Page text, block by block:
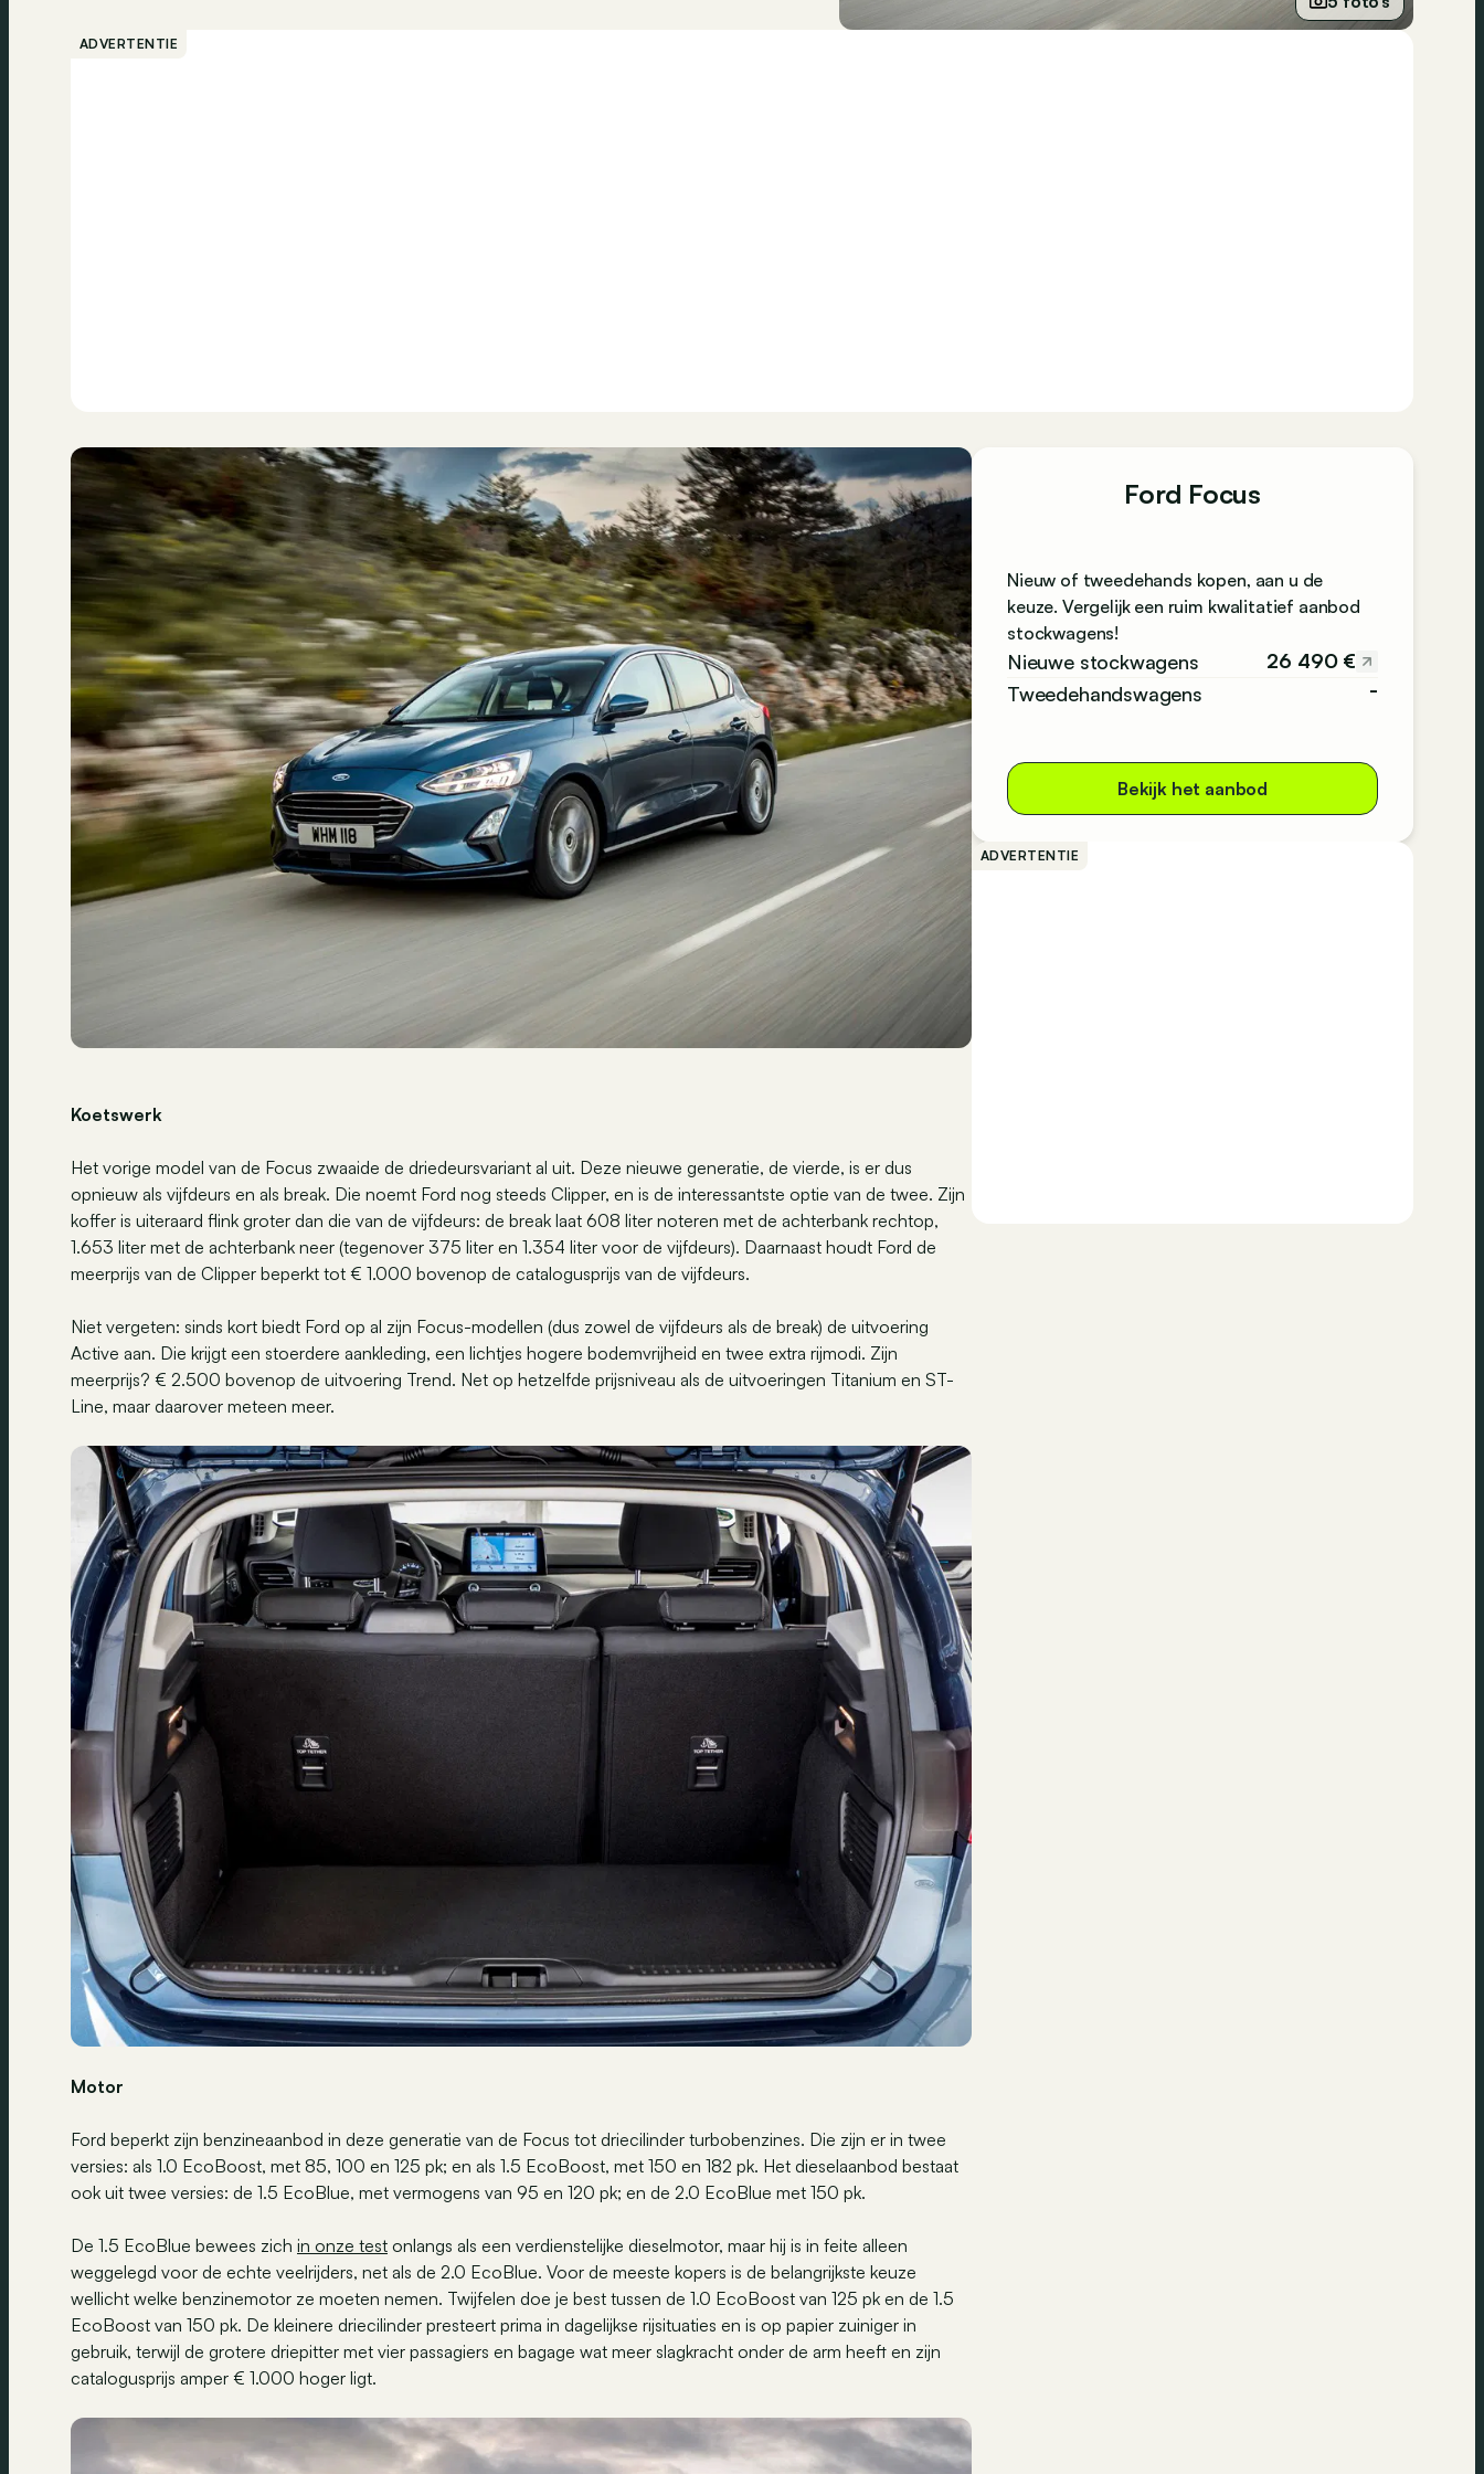
ADVERTENTIE
Koetswerk
Het vorige model van de Focus zwaaide de driedeursvariant al uit. Deze nieuwe generatie, de vierde, is er dus
opnieuw als vijfdeurs en als break. Die noemt Ford nog steeds Clipper, en is de interessantste optie van de twee. Zijn
koffer is uiteraard flink groter dan die van de vijfdeurs: de break laat 608 liter noteren met de achterbank rechtop,
1.653 liter met de achterbank neer (tegenover 375 liter en 1.354 liter voor de vijfdeurs). Daarnaast houdt Ford de
meerprijs van de Clipper beperkt tot € 1.000 bovenop de catalogusprijs van de vijfdeurs.
Niet vergeten: sinds kort biedt Ford op al zijn Focus-modellen (dus zowel de vijfdeurs als de break) de uitvoering
Active aan. Die krijgt een stoerdere aankleding, een lichtjes hogere bodemvrijheid en twee extra rijmodi. Zijn
meerprijs? € 2.500 bovenop de uitvoering Trend. Net op hetzelfde prijsniveau als de uitvoeringen Titanium en ST-
Line, maar daarover meteen meer.
Motor
Ford beperkt zijn benzineaanbod in deze generatie van de Focus tot driecilinder turbobenzines. Die zijn er in twee
versies: als 1.0 EcoBoost, met 85, 100 en 125 pk; en als 1.5 EcoBoost, met 150 en 182 pk. Het dieselaanbod bestaat
ook uit twee versies: de 1.5 EcoBlue, met vermogens van 95 en 120 pk; en de 2.0 EcoBlue met 150 pk.
De 1.5 EcoBlue bewees zich in onze test onlangs als een verdienstelijke dieselmotor, maar hij is in feite alleen
weggelegd voor de echte veelrijders, net als de 2.0 EcoBlue. Voor de meeste kopers is de belangrijkste keuze
wellicht welke benzinemotor ze moeten nemen. Twijfelen doe je best tussen de 1.0 EcoBoost van 125 pk en de 1.5
EcoBoost van 150 pk. De kleinere driecilinder presteert prima in dagelijkse rijsituaties en is op papier zuiniger in
gebruik, terwijl de grotere driepitter met vier passagiers en bagage wat meer slagkracht onder de arm heeft en zijn
catalogusprijs amper € 1.000 hoger ligt.
Ford Focus
Nieuw of tweedehands kopen, aan u de
keuze. Vergelijk een ruim kwalitatief aanbod
stockwagens!
Nieuwe stockwagens
26 490 €
Tweedehandswagens
-
Bekijk het aanbod
ADVERTENTIE